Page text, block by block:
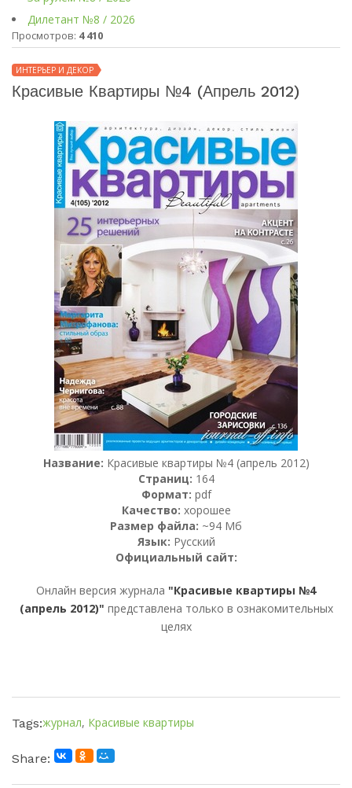
Дилетант №8 / 2026
Просмотров: 4 410
ИНТЕРЬЕР И ДЕКОР
Красивые Квартиры №4 (апрель 2012)
Название: Красивые квартиры №4 (апрель 2012)
Страниц: 164
Формат: pdf
Качество: хорошее
Размер файла: ~94 Мб
Язык: Русский
Официальный сайт:
Онлайн версия журнала "Красивые квартиры №4
(апрель 2012)" представлена только в ознакомительных
целях
Tags:журнал, Красивые квартиры
Share: